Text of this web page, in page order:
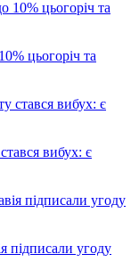
цьогоріч та
вибух: є
підписали угоду